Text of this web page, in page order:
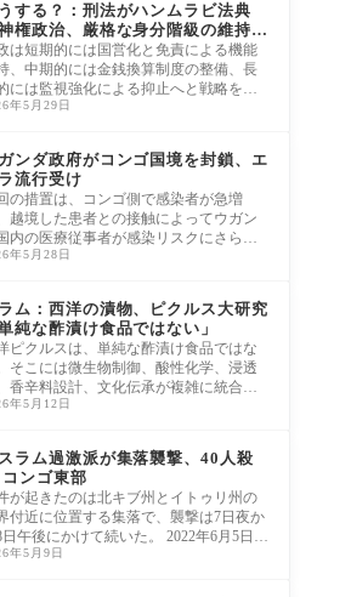
する？：刑法がハンムラビ法典
神権政治、厳格な身分階級の維持は
）に置き換えられた（行政目線）
は短期的には国営化と免責による機能
、中期的には金銭換算制度の整備、長
には監視強化による抑止へと戦略を段
に
年5月29日
ンダ政府がコンゴ国境を封鎖、エ
流行受け
の措置は、コンゴ側で感染者が急増
越境した患者との接触によってウガン
内の医療従事者が感染リスクにさらさ
こと
年5月28日
ム：西洋の漬物、ピクルス大研究
単純な酢漬け食品ではない」
ピクルスは、単純な酢漬け食品ではな
そこには微生物制御、酸性化学、浸透
香辛料設計、文化伝承が複雑に統合さ
い
年5月12日
ラム過激派が集落襲撃、40人殺
ンゴ東部
が起きたのは北キブ州とイトゥリ州の
付近に位置する集落で、襲撃は7日夜か
日午後にかけて続いた。 2022年6月5日／
ゴ
年5月9日